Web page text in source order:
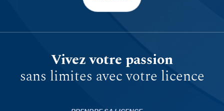
Vivez votre passion
sans limites avec votre licence